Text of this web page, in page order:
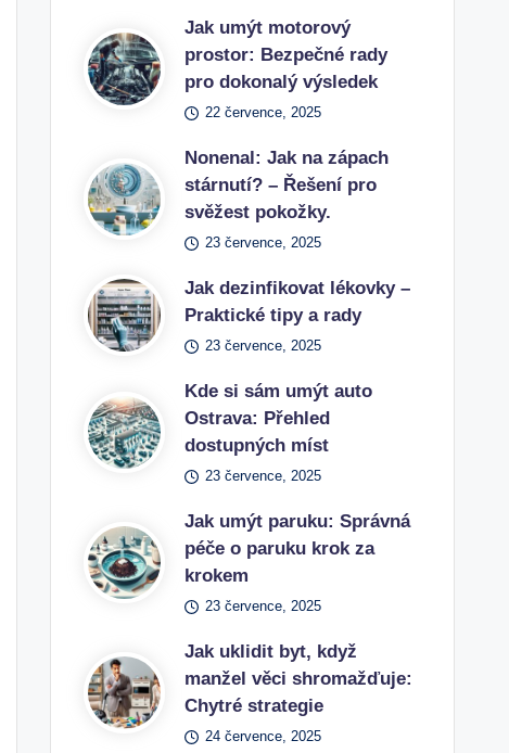
Jak umýt motorový
prostor: Bezpečné rady
pro dokonalý výsledek
22 července, 2025
Nonenal: Jak na zápach
stárnutí? – Řešení pro
svěžest pokožky.
23 července, 2025
Jak dezinfikovat lékovky –
Praktické tipy a rady
23 července, 2025
Kde si sám umýt auto
Ostrava: Přehled
dostupných míst
23 července, 2025
Jak umýt paruku: Správná
péče o paruku krok za
krokem
23 července, 2025
Jak uklidit byt, když
manžel věci shromažďuje:
Chytré strategie
24 července, 2025